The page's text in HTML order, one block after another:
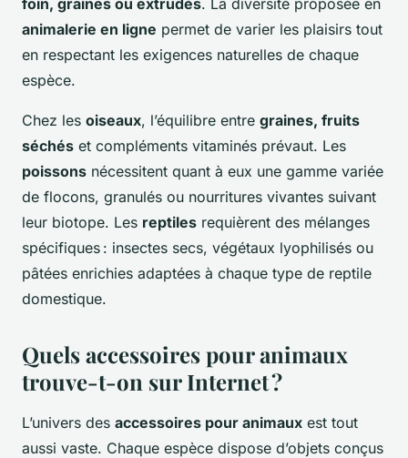
animalerie en ligne permet de varier les plaisirs tout
en respectant les exigences naturelles de chaque
espèce.
Chez les oiseaux, l’équilibre entre graines, fruits
séchés et compléments vitaminés prévaut. Les
poissons nécessitent quant à eux une gamme variée
de flocons, granulés ou nourritures vivantes suivant
leur biotope. Les reptiles requièrent des mélanges
spécifiques : insectes secs, végétaux lyophilisés ou
pâtées enrichies adaptées à chaque type de reptile
domestique.
Quels accessoires pour animaux
trouve-t-on sur Internet ?
L’univers des accessoires pour animaux est tout
aussi vaste. Chaque espèce dispose d’objets conçus